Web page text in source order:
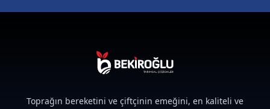
Toprağın bereketini ve çiftçinin emeğini, en kaliteli ve